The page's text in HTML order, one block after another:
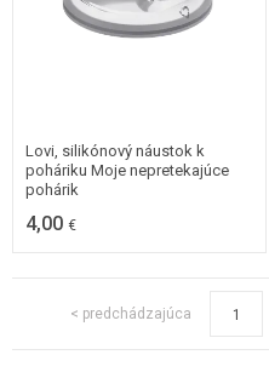
Lovi, silikónový náustok k
poháriku Moje nepretekajúce
pohárik
4,00 €
< predchádzajúca 1